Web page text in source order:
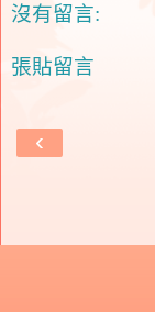
沒有留言:
張貼留言
‹